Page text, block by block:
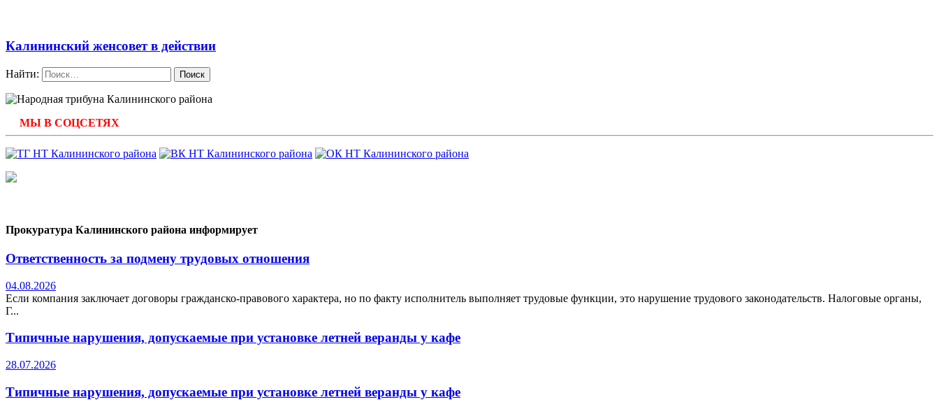
Калининский женсовет в действии
Найти:
МЫ В СОЦСЕТЯХ
Прокуратура Калининского района информирует
Ответственность за подмену трудовых отношения
04.08.2026
Если компания заключает договоры гражданско-правового характера, но по факту исполнитель выполняет трудовые функции, это нарушение трудового законодательств. Налоговые органы,
Г...
Типичные нарушения, допускаемые при установке летней веранды у кафе
28.07.2026
Типичные нарушения, допускаемые при установке летней веранды у кафе